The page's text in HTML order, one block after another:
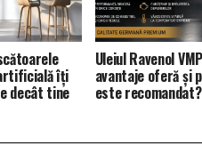
îți
decât tine
Uleiul Ravenol
avantaje oferă și
este recomandat?